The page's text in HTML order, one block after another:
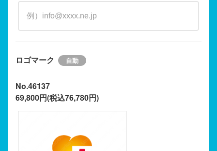
ロゴマーク
No.46137
69,800円(税込76,780円)